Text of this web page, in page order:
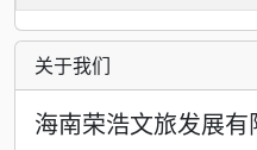
关于我们
海南荣浩文旅发展有